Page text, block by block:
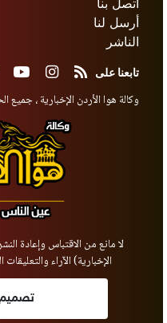
أرسل لنا
الناشر
تابعنا على
وكالة هوا الأردن الإخبارية ، جميع
لا مانع من الاقتباس وإعادة
الإخبارية) الآراء